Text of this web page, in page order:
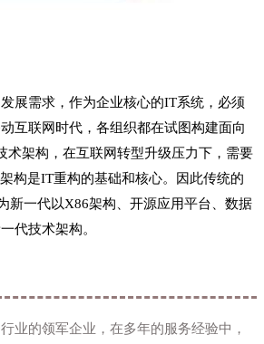
展需求，作为企业核心的IT系统，必须
互联网时代，各组织都在试图构建面向
术架构，在互联网转型升级压力下，需要
构是IT重构的基础和核心。因此传统的
新一代以X86架构、开源应用平台、数据
代技术架构。
业的领军企业，在多年的服务经验中，